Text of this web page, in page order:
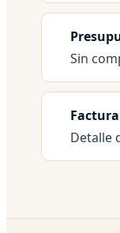
Sin
Detalle